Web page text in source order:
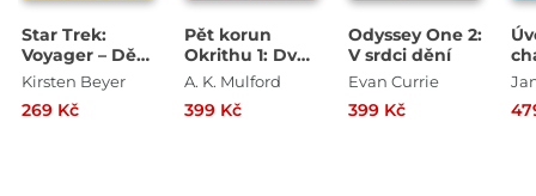
Star Trek:
Voyager – Děti
bouře
Kirsten Beyer
269 Kč
Pět korun
Okrithu 1: Dvůr
vysoko v
A. K. Mulford
399 Kč
Odyssey One 2:
V srdci dění
Evan Currie
399 Kč